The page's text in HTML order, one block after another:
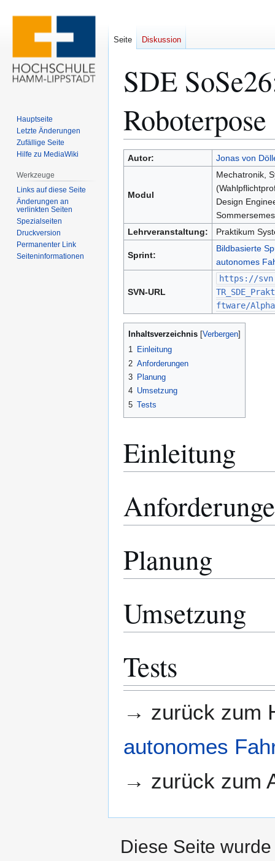
SDE
Roboterpose
Zur
Navigation
Zur
Suche
Autor: Jonas von
Modul
Mechatronik,
Design
Lehrveranstaltung:
Praktikum
Sprint:
Bildbasierte
autonomes
SVN-URL
https://
ftware/
Inhaltsverzeichnis
1 Einleitung
2 Anforderungen
3 Planung
4 Umsetzung
5 Tests
Einleitung
Planung
Umsetzung
Tests
→ zurück zum
autonomes
→ zurück zum
Seite Diskussion
Hauptseite
Letzte Änderungen
Zufällige Seite
Hilfe zu MediaWiki
Werkzeuge
Links auf diese Seite
Änderungen an
verlinkten Seiten
Spezialseiten
Druckversion
Permanenter Link
Seiten­­informationen
Diese Seite